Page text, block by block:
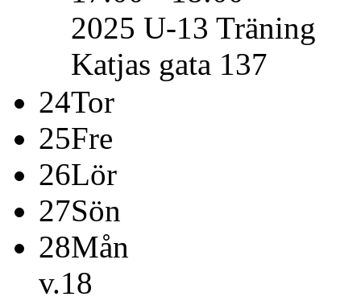
2025 U-13 Träning
Katjas gata 137
24Tor
25Fre
26Lör
27Sön
28Mån
v.18